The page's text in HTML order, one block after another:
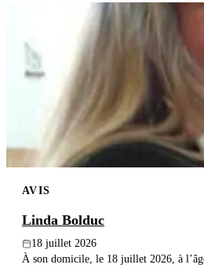
Publier un
Recherche
AVIS
Linda Bolduc
18 juillet 2026
À son domicile, le 18 juillet 2026, à